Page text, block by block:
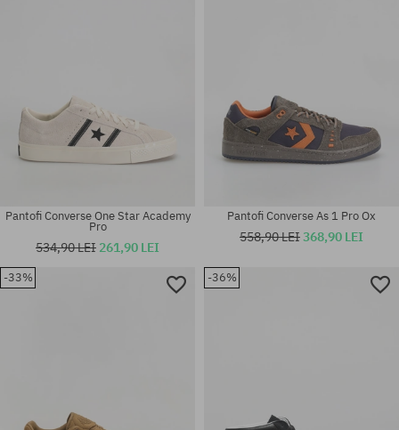
Pantofi Converse One Star Academy
Pro
534,90 LEI 261,90 LEI
Pantofi Converse As 1 Pro Ox
558,90 LEI368,90 LEI
-33% -36%